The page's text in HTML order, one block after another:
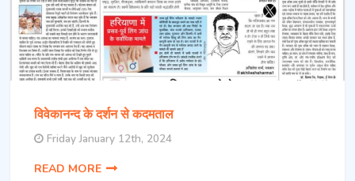
विवेकानन्द के दर्शन से कदमताल
Friday January 12th, 2024
READ MORE